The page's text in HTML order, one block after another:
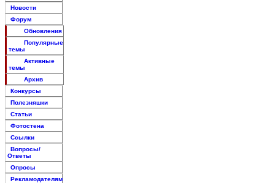
Новости
Форум
Обновления
Популярные
темы
Активные
темы
Архив
Конкурсы
Полезняшки
Статьи
Фотостена
Ссылки
Вопросы/
Ответы
Опросы
Рекламодателям